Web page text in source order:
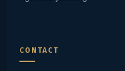
CONTACT